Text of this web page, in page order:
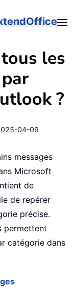
les
?
04-09
messages
Microsoft
de
de repérer
précise.
permettent
catégorie dans